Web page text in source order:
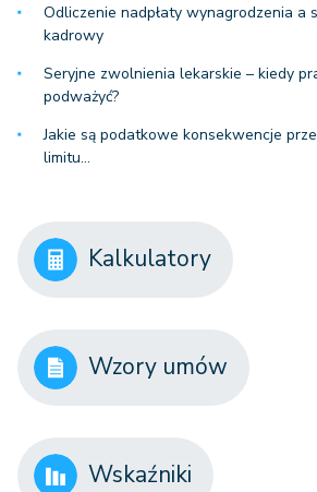
Odliczenie nadpłaty wynagrodzenia a
kadrowy
Seryjne zwolnienia lekarskie – kiedy
podważyć?
Jakie są podatkowe konsekwencje
limitu…
Kalkulatory
Wzory umów
Wskaźniki